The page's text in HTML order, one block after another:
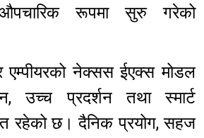
औपचारिक रूपमा सुरु गरेको
एम्पीयरको नेक्सस ईएक्स मोडल
उच्च प्रदर्शन तथा स्मार्ट
रहेको छ। दैनिक प्रयोग, सहज